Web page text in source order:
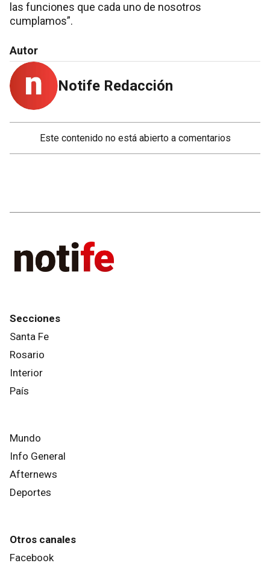
las funciones que cada uno de nosotros
cumplamos”.
Autor
Notife Redacción
Este contenido no está abierto a comentarios
Secciones
Santa Fe
Rosario
Interior
País
Mundo
Info General
Afternews
Deportes
Otros canales
Facebook